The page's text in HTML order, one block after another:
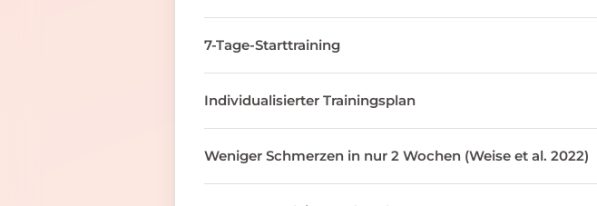
7-Tage-Starttraining
Individualisierter Trainingsplan
Weniger Schmerzen in nur 2 Wochen (Weise et al. 2022)